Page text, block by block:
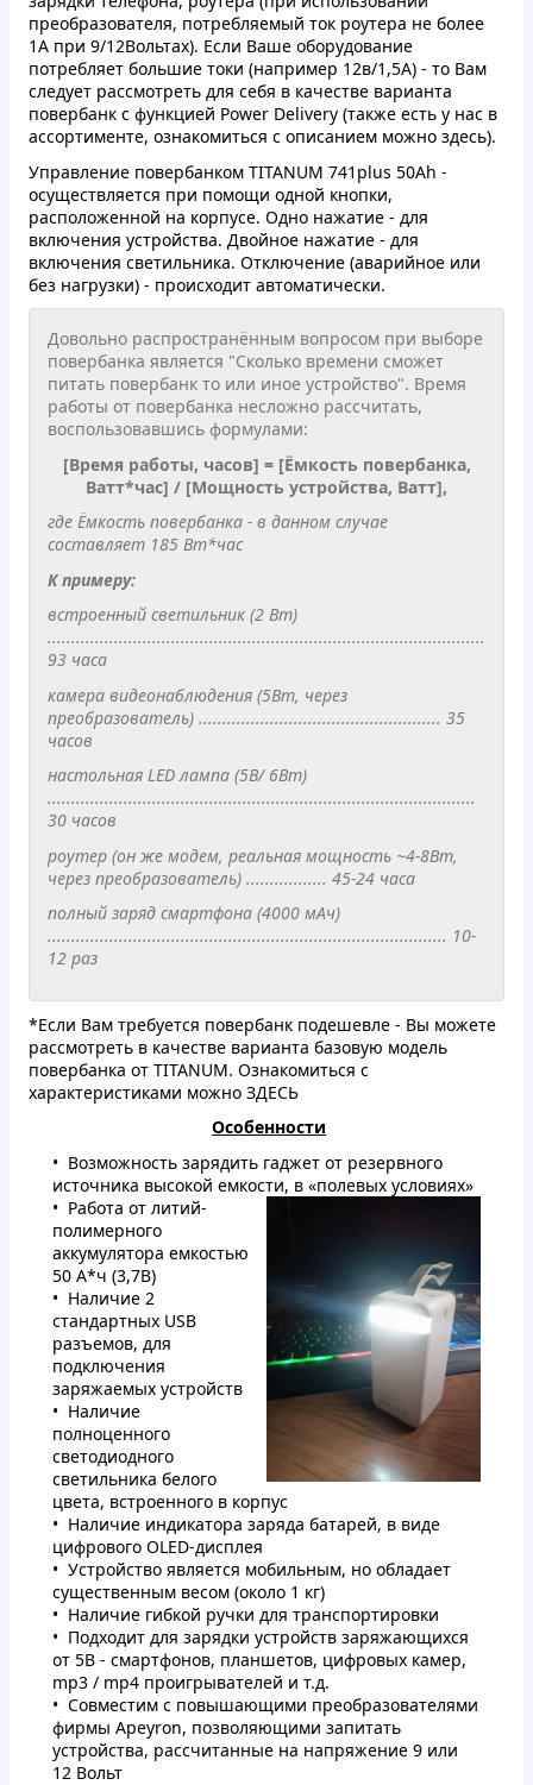
преобразователя, потребляемый ток роутера не более
1А при 9/12Вольтах). Если Ваше оборудование
потребляет большие токи (например 12в/1,5А) - то Вам
следует рассмотреть для себя в качестве варианта
повербанк с функцией Power Delivery (также есть у нас в
ассортименте, ознакомиться с описанием можно здесь).
Управление повербанком TITANUM 741plus 50Ah -
осуществляется при помощи одной кнопки,
расположенной на корпусе. Одно нажатие - для
включения устройства. Двойное нажатие - для
включения светильника. Отключение (аварийное или
без нагрузки) - происходит автоматически.
Довольно распространённым вопросом при выборе
повербанка является "Сколько времени сможет
питать повербанк то или иное устройство". Время
работы от повербанка несложно рассчитать,
воспользовавшись формулами:
[Время работы, часов] = [Ёмкость повербанка,
Ватт*час] / [Мощность устройства, Ватт],
где Ёмкость повербанка - в данном случае
составляет 185 Вт*час
К примеру:
встроенный светильник (2 Вт)
............................................................................................
93 часа
камера видеонаблюдения (5Вт, через
преобразователь) ................................................... 35
часов
настольная LED лампа (5В/ 6Вт)
..........................................................................................
30 часов
роутер (он же модем, реальная мощность ~4-8Вт,
через преобразователь) ................. 45-24 часа
полный заряд смартфона (4000 мАч)
.................................................................................... 10-
12 раз
*Если Вам требуется повербанк подешевле - Вы можете
рассмотреть в качестве варианта базовую модель
повербанка от TITANUM. Ознакомиться с
характеристиками можно ЗДЕСЬ
Особенности
Возможность зарядить гаджет от резервного
источника высокой емкости, в «полевых условиях»
Работа от литий-
полимерного
аккумулятора емкостью
50 А*ч (3,7В)
Наличие 2
стандартных USB
разъемов, для
подключения
заряжаемых устройств
Наличие
полноценного
светодиодного
светильника белого
цвета, встроенного в корпус
Наличие индикатора заряда батарей, в виде
цифрового OLED-дисплея
Устройство является мобильным, но обладает
существенным весом (около 1 кг)
Наличие гибкой ручки для транспортировки
Подходит для зарядки устройств заряжающихся
от 5В - смартфонов, планшетов, цифровых камер,
mp3 / mp4 проигрывателей и т.д.
Совместим с повышающими преобразователями
фирмы Apeyron, позволяющими запитать
устройства, рассчитанные на напряжение 9 или
12 Вольт